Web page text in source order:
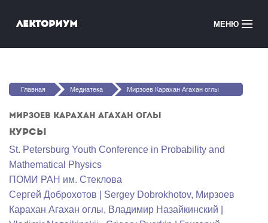
Лекториум МЕНЮ
Медиатека
Вы здесь
Главная Медиатека Мирзоев Карахан Агахан оглы
Мирзоев Карахан Агахан оглы
Курсы
St. Petersburg Youth Conference in Probability and
Mathematical Physics
ПОМИ РАН им. Стеклова
Сергей Доброхотов | Sergey Dobrokhotov, Мирзоев
Карахан Агахан оглы, Владимир Назайкинский |